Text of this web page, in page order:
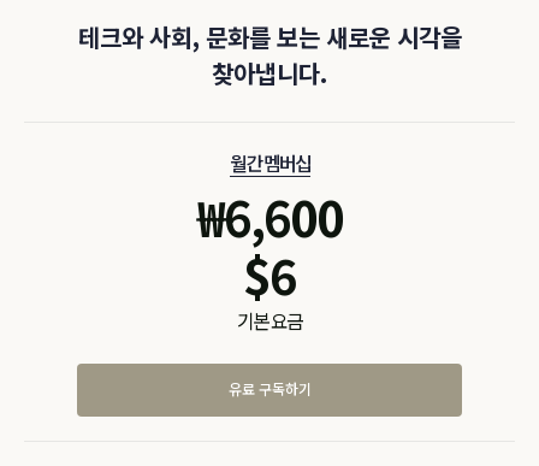
테크와 사회, 문화를 보는 새로운 시각을
찾아냅니다.
월간 멤버십
₩6,600
$6
기본 요금
유료 구독하기